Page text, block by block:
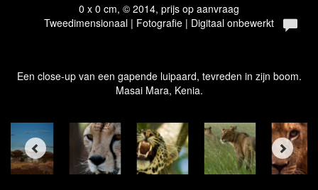
0 x 0 cm, © 2014, prijs op aanvraag
Tweedimensionaal | Fotografie | Digitaal onbewerkt
Een close-up van een gapende luipaard, tevreden in zijn boom.
Masai Mara, Kenia.